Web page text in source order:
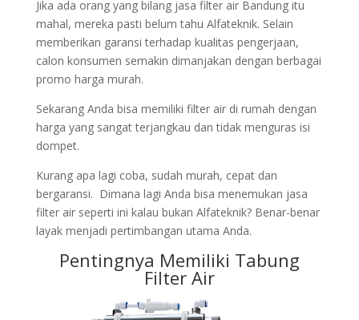
Jika ada orang yang bilang jasa filter air Bandung itu
mahal, mereka pasti belum tahu Alfateknik. Selain
memberikan garansi terhadap kualitas pengerjaan,
calon konsumen semakin dimanjakan dengan berbagai
promo harga murah.
Sekarang Anda bisa memiliki filter air di rumah dengan
harga yang sangat terjangkau dan tidak menguras isi
dompet.
Kurang apa lagi coba, sudah murah, cepat dan
bergaransi. Dimana lagi Anda bisa menemukan jasa
filter air seperti ini kalau bukan Alfateknik? Benar-benar
layak menjadi pertimbangan utama Anda.
Pentingnya Memiliki Tabung
Filter Air